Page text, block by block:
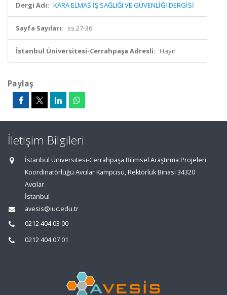
Dergi Adı: KARA ELMAS İŞ SAĞLIĞI VE GÜVENLİĞİ DERGİSİ
Sayfa Sayıları: ss.27-36
İstanbul Üniversitesi-Cerrahpaşa Adresli: Hayır
Paylaş
İletişim Bilgileri
İstanbul Üniversitesi-Cerrahpaşa Bilimsel Araştırma Projeleri
Koordinatörlüğü Avcılar Kampüsü, Rektörlük Binası 34320
Avcılar
İstanbul
avesis@iuc.edu.tr
0212 404 03 00
0212 404 07 01